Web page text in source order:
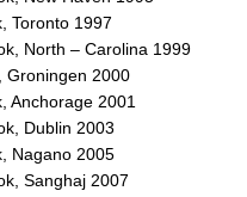
Toronto 1997
North – Carolina 1999
Groningen 2000
Anchorage 2001
Dublin 2003
Nagano 2005
Sanghaj 2007